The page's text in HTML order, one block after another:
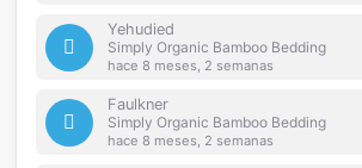
Yehudied
Simply Organic Bamboo Bedding
hace 8 meses, 2 semanas
Faulkner
Simply Organic Bamboo Bedding
hace 8 meses, 2 semanas